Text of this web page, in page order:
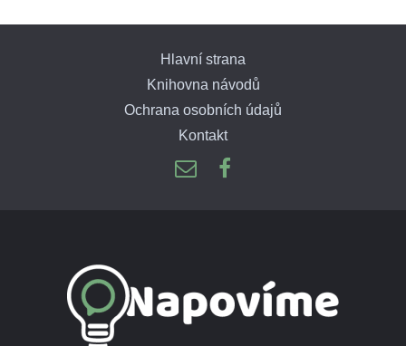
Hlavní strana
Knihovna návodů
Ochrana osobních údajů
Kontakt